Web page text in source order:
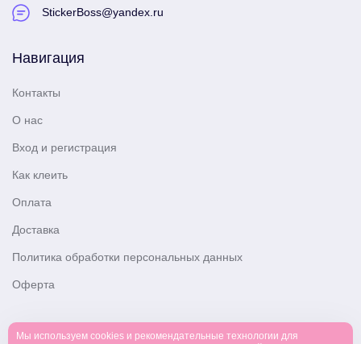
StickerBoss@yandex.ru
Навигация
Контакты
О нас
Вход и регистрация
Как клеить
Оплата
Доставка
Политика обработки персональных данных
Оферта
Мы используем cookies и рекомендательные технологии для